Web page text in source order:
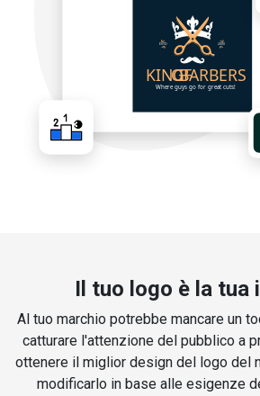
Il tuo logo è la tua
Al tuo marchio potrebbe mancare un
catturare l'attenzione del pubblico a
ottenere il miglior design del logo del
modificarlo in base alle esigenze